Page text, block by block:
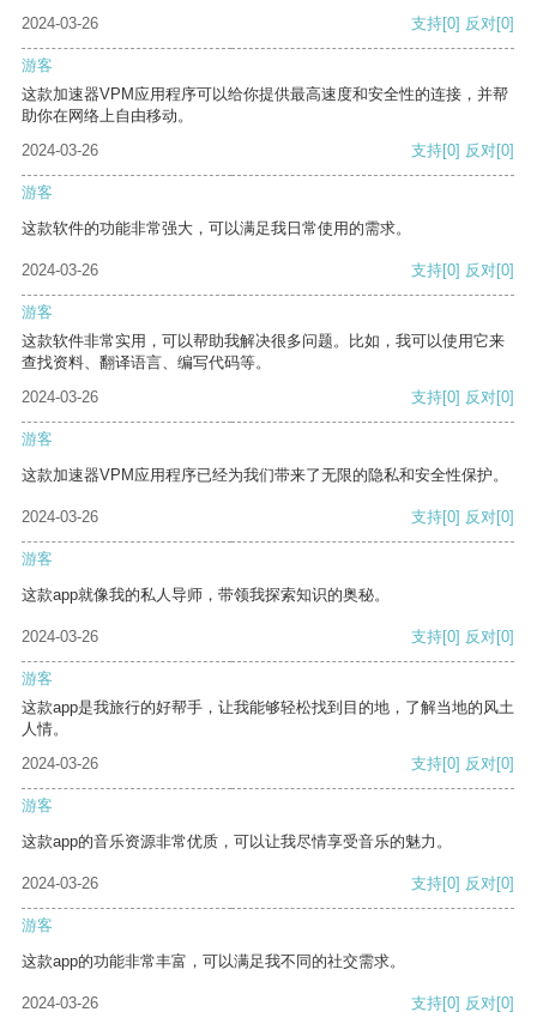
2024-03-26
支持[0] 反对[0]
游客
这款加速器VPM应用程序可以给你提供最高速度和安全性的连接，并帮
助你在网络上自由移动。
2024-03-26
支持[0] 反对[0]
游客
这款软件的功能非常强大，可以满足我日常使用的需求。
2024-03-26 支持[0] 反对[0]
游客
这款软件非常实用，可以帮助我解决很多问题。比如，我可以使用它来
查找资料、翻译语言、编写代码等。
2024-03-26
支持[0] 反对[0]
游客
这款加速器VPM应用程序已经为我们带来了无限的隐私和安全性保护。
2024-03-26 支持[0] 反对[0]
游客
这款app就像我的私人导师，带领我探索知识的奥秘。
2024-03-26 支持[0] 反对[0]
游客
这款app是我旅行的好帮手，让我能够轻松找到目的地，了解当地的风土
人情。
2024-03-26
支持[0] 反对[0]
游客
这款app的音乐资源非常优质，可以让我尽情享受音乐的魅力。
2024-03-26 支持[0] 反对[0]
游客
这款app的功能非常丰富，可以满足我不同的社交需求。
2024-03-26 支持[0] 反对[0]